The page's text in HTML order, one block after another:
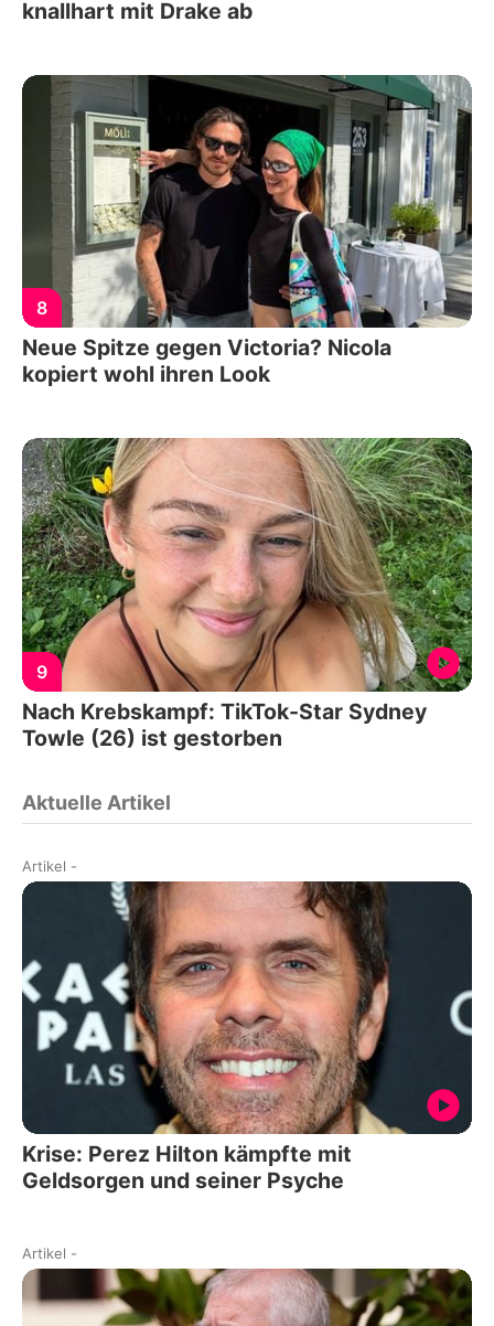
knallhart mit Drake ab
8
Neue Spitze gegen Victoria? Nicola
kopiert wohl ihren Look
9
Nach Krebskampf: TikTok-Star Sydney
Towle (26) ist gestorben
Aktuelle Artikel
Artikel -
Krise: Perez Hilton kämpfte mit
Geldsorgen und seiner Psyche
Artikel -